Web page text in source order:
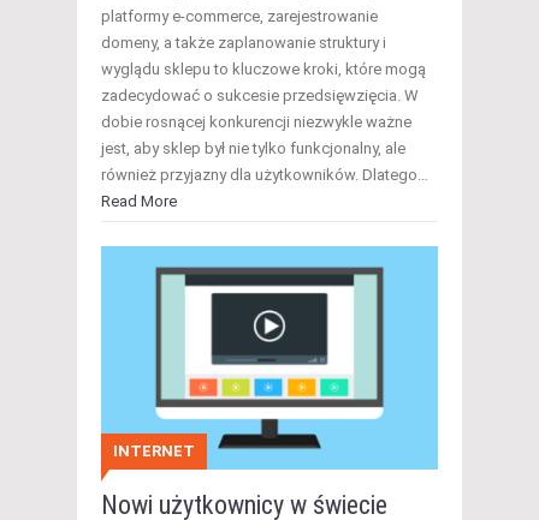
platformy e-commerce, zarejestrowanie
domeny, a także zaplanowanie struktury i
wyglądu sklepu to kluczowe kroki, które mogą
zadecydować o sukcesie przedsięwzięcia. W
dobie rosnącej konkurencji niezwykle ważne
jest, aby sklep był nie tylko funkcjonalny, ale
również przyjazny dla użytkowników. Dlatego…
Read More
INTERNET
Nowi użytkownicy w świecie